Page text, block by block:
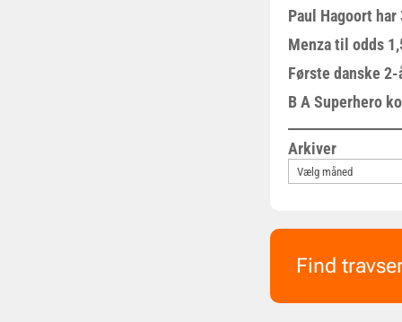
Paul Hagoort
Menza til odds
Første danske
B A Superhero
Arkiver
Find